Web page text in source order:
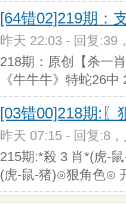
[64错02]219期：
昨天 22:03 - 回复:39
218期：原创【杀一
《牛牛牛》特蛇26
[03错00]218期:〖
昨天 07:15 - 回复:8
215期:*殺 3 肖*(虎-
(虎-鼠-猪)⊙狠角色⊙